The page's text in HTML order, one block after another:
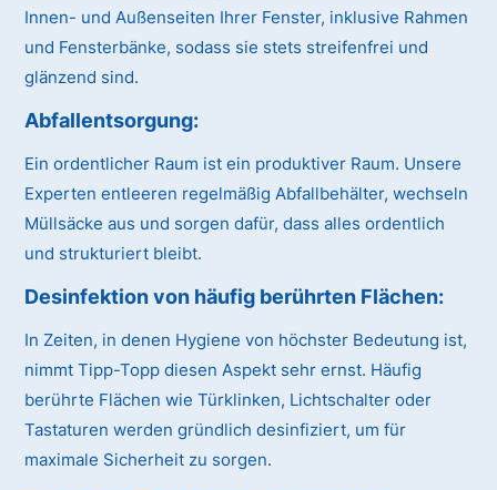
Innen- und Außenseiten Ihrer Fenster, inklusive Rahmen
und Fensterbänke, sodass sie stets streifenfrei und
glänzend sind.
Abfallentsorgung:
Ein ordentlicher Raum ist ein produktiver Raum. Unsere
Experten entleeren regelmäßig Abfallbehälter, wechseln
Müllsäcke aus und sorgen dafür, dass alles ordentlich
und strukturiert bleibt.
Desinfektion von häufig berührten Flächen:
In Zeiten, in denen Hygiene von höchster Bedeutung ist,
nimmt Tipp-Topp diesen Aspekt sehr ernst. Häufig
berührte Flächen wie Türklinken, Lichtschalter oder
Tastaturen werden gründlich desinfiziert, um für
maximale Sicherheit zu sorgen.